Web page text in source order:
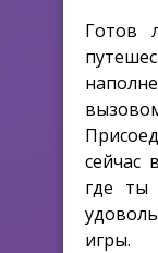
Готов
сейчас
где ты
игры.